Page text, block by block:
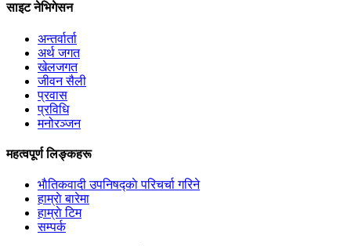
साइट नेभिगेसन
अन्तर्वार्ता
अर्थ जगत
खेलजगत
जीवन सैली
प्रवास
प्रविधि
मनोरञ्जन
महत्वपूर्ण लिङ्कहरू
भाैतिकवादी उपनिषद्काे परिचर्चा गरिने
हाम्राे बारेमा
हाम्राे टिम
सम्पर्क